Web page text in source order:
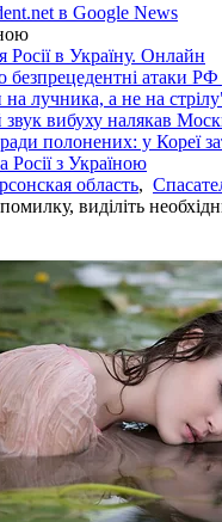
в Google News
Росії в Україну. Онлайн
атаки РФ
лучника, а не на
звук вибуху налякав
полонених: у Кореї
Росії з Україною
область,
виділіть